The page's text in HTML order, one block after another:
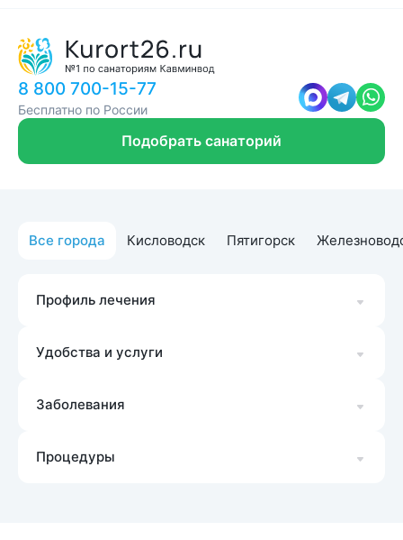
8 800 700-15-77
Бесплатно по России
Подобрать санаторий
Все города Кисловодск Пятигорск
Профиль лечения
Удобства и услуги
Заболевания
Процедуры